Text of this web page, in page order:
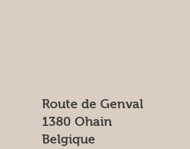
Route de Genval
1380 Ohain
Belgique